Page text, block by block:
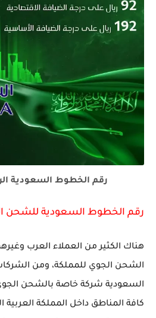
رقم الخطوط السعودية
رقم الخطوط السعودية للشحن
هناك الكثير من العملاء العرب
الشحن الجوي للمملكة، ومن
السعودية شركة خاصة بالشحن
كافة المناطق داخل المملكة